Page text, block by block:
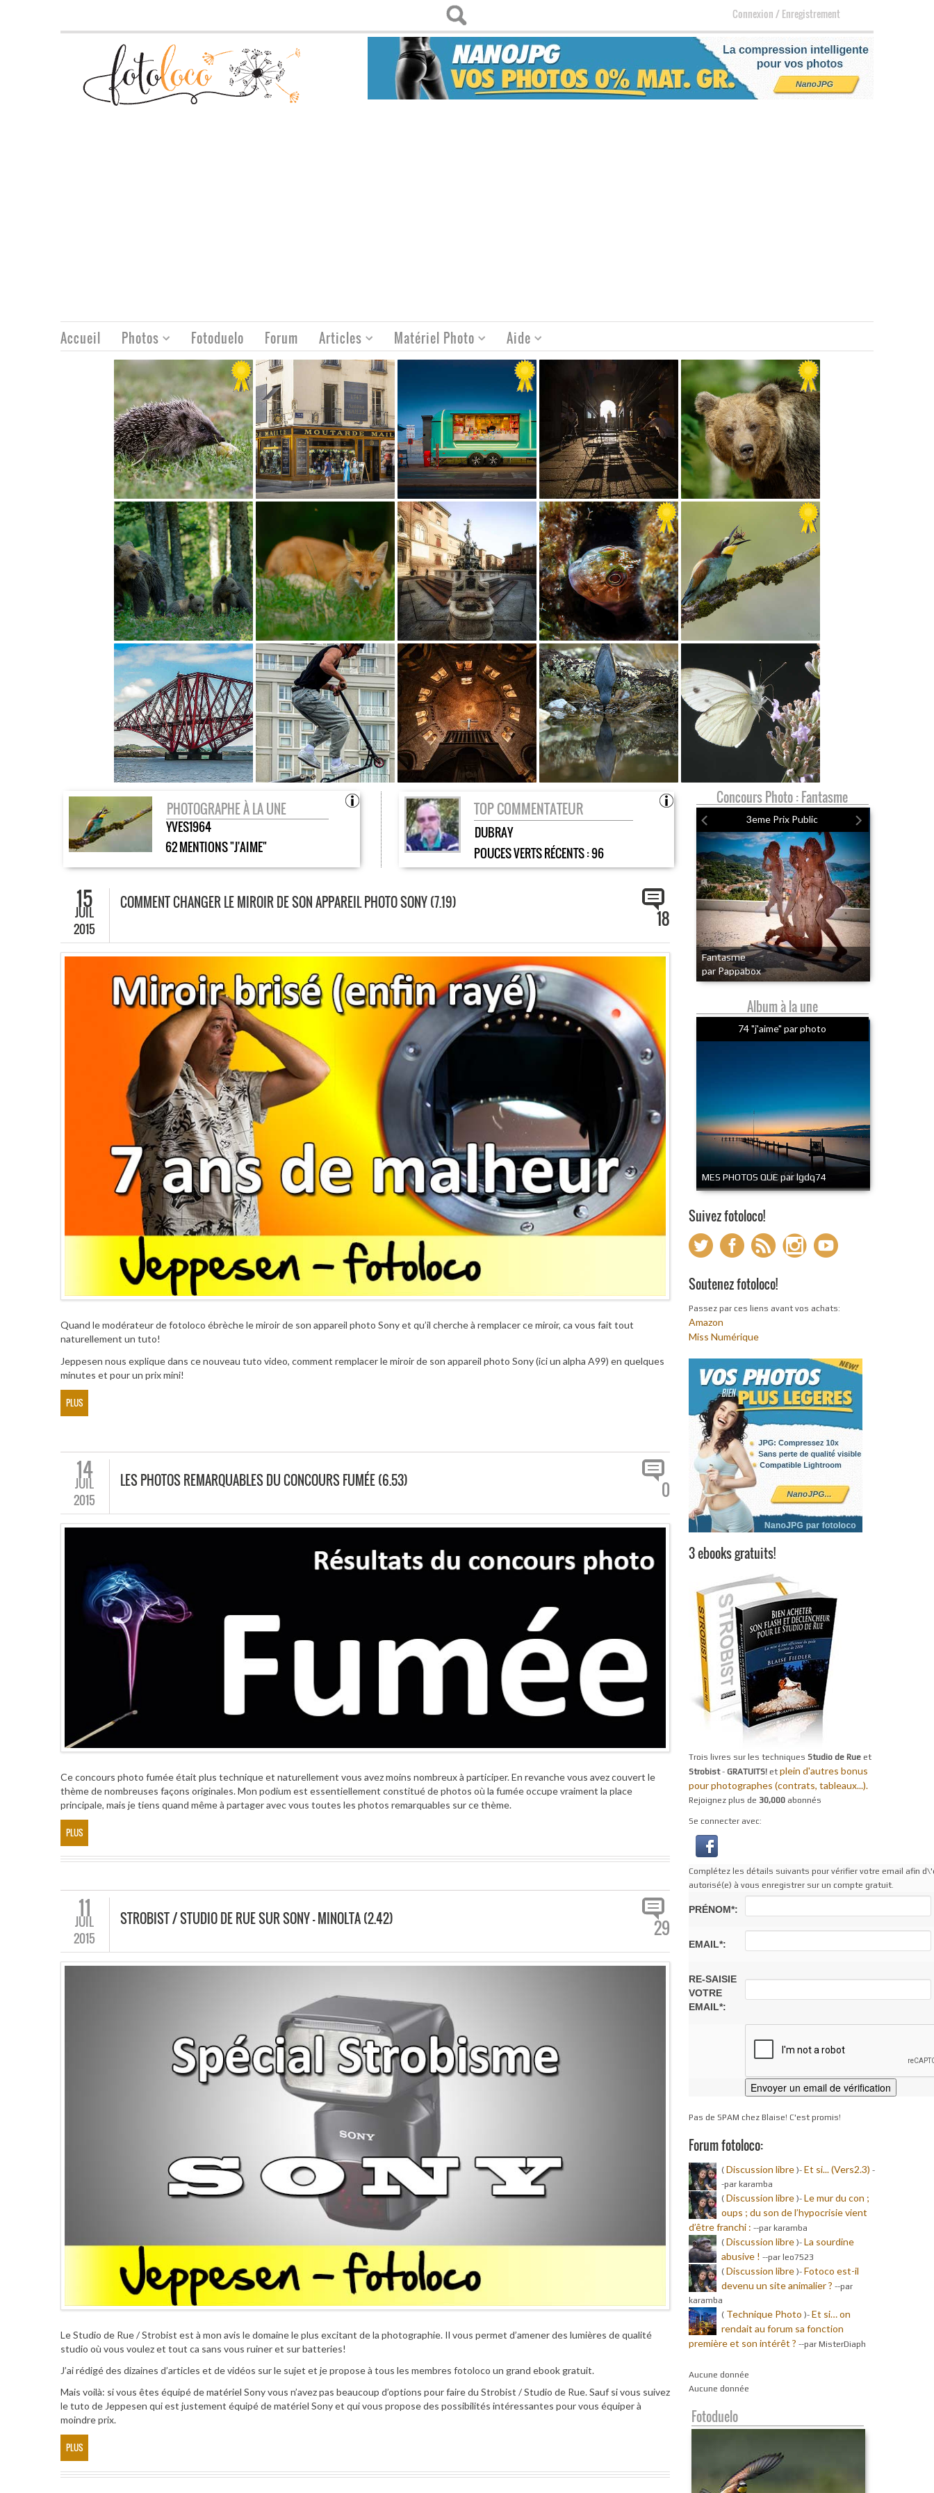
Connexion/Enregistrement
Accueil Photos Fotoduelo Forum Articles Matériel Photo Aide
PHOTOGRAPHE À LA UNE
YVES1964
62 MENTIONS "J'AIME"
TOP COMMENTATEUR
DUBRAY
POUCES VERTS RÉCENTS :96
15
JUIL
2015
COMMENT CHANGER LE MIROIR DE SON APPAREIL PHOTO SONY (7.19)
18
Quand le modérateur de fotoloco ébrèche le miroir de son appareil photo Sony et qu’il cherche à remplacer ce miroir, ca vous fait tout
naturellement un tuto!
Jeppesen nous explique dans ce nouveau tuto video, comment remplacer le miroir de son appareil photo Sony (ici un alpha A99) en quelques
minutes et pour un prix mini!
PLUS
14
JUIL
2015
LES PHOTOS REMARQUABLES DU CONCOURS FUMÉE (6.53) 0
Ce concours photo fumée était plus technique et naturellement vous avez moins nombreux à participer. En revanche vous avez couvert le
thème de nombreuses façons originales. Mon podium est essentiellement constitué de photos où la fumée occupe vraiment la place
principale, mais je tiens quand même à partager avec vous toutes les photos remarquables sur ce thème.
PLUS
11
JUIL
2015
STROBIST / STUDIO DE RUE SUR SONY – MINOLTA (2.42) 29
Le Studio de Rue / Strobist est à mon avis le domaine le plus excitant de la photographie. Il vous permet d’amener des lumières de qualité
studio où vous voulez et tout ca sans vous ruiner et sur batteries!
J’ai rédigé des dizaines d’articles et de vidéos sur le sujet et je propose à tous les membres fotoloco un grand ebook gratuit.
Mais voilà: si vous êtes équipé de matériel Sony vous n’avez pas beaucoup d’options pour faire du Strobist / Studio de Rue. Sauf si vous suivez
le tuto de Jeppesen qui est justement équipé de matériel Sony et qui vous propose des possibilités intéressantes pour vous équiper à
moindre prix.
PLUS
Concours Photo : Fantasme
3eme Prix Public
Fantasme
par Pappabox
Album à la une
74 "j'aime" par photo
MES PHOTOS QUE par lgdq74
Suivez fotoloco!
Soutenez fotoloco!
Passez par ces liens avant vos achats:
Amazon
Miss Numérique
3 ebooks gratuits!
Trois livres sur les techniques Studio de Rueet
Strobist- GRATUITS! et plein d'autres bonus
pour photographes (contrats, tableaux...).
Rejoignez plus de 30,000abonnés
Se connecter avec:
Complétez les détails suivants pour vérifier votre email afin
autorisé(e) à vous enregistrer sur un compte gratuit.
PRÉNOM*:
EMAIL*:
RE-SAISIE
VOTRE
EMAIL*:
Pas de SPAM chez Blaise! C'est promis!
Forum fotoloco:
( Discussion libre)- Et si... (Vers2.3) -
-par karamba
( Discussion libre)- Le mur du con ;
oups ; du son de l’hypocrisie vient
d’être franchi : --par karamba
( Discussion libre)- La sourdine
abusive ! --par leo7523
( Discussion libre)- Fotoco est-il
devenu un site animalier ? --par
karamba
( Technique Photo )- Et si… on
rendait au forum sa fonction
première et son intérêt ? --par MisterDiaph
Aucune donnée
Aucune donnée
Fotoduelo